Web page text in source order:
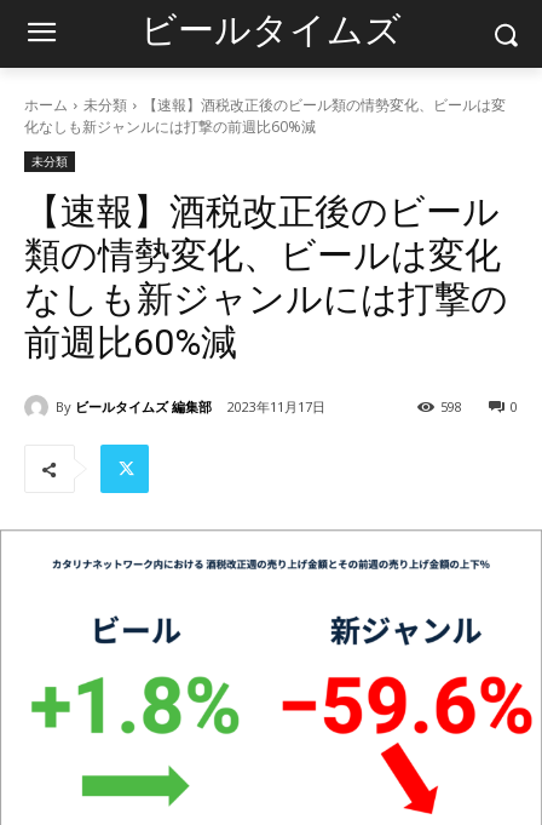
ビールタイムズ
ホーム 未分類
【速報】酒税改正後のビール類の情勢変化、ビールは変
化なしも新ジャンルには打撃の前週比60%減
未分類
【速報】酒税改正後のビール
類の情勢変化、ビールは変化
なしも新ジャンルには打撃の
前週比60%減
By ビールタイムズ 編集部 2023年11月17日 0
598